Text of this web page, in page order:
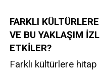
FARKLI
VE BU YAKLAŞIM
ETKİLER?
Farklı kültürlere